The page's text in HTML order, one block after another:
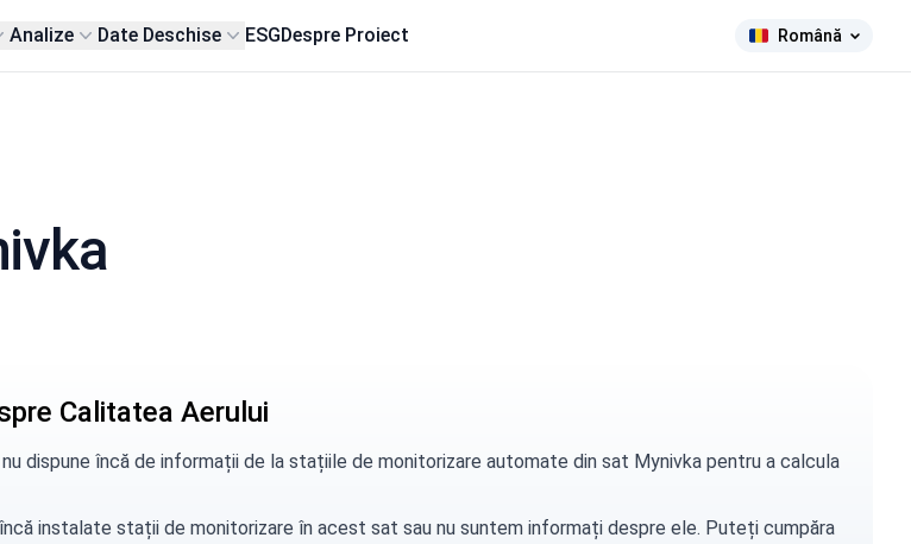
Analize Date Deschise ESGDespre Proiect Română
Calitatea Aerului
dispune încă de informații de la stațiile de monitorizare automate din sat Mynivka pentru a calcula
instalate stații de monitorizare în acest sat sau nu suntem informați despre ele. Puteți cumpăra